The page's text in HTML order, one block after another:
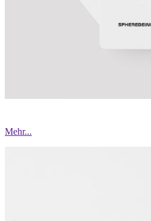
Mehr...